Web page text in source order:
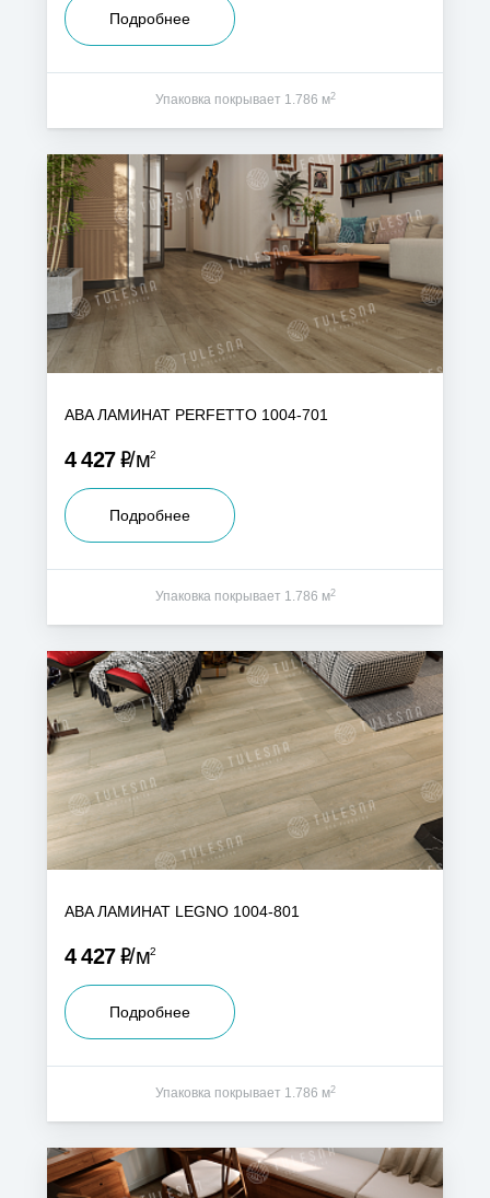
Подробнее
Упаковка покрывает 1.786 м2
ABA ЛАМИНАТ PERFETTO 1004-701
4 427Р м2
Подробнее
Упаковка покрывает 1.786 м2
ABA ЛАМИНАТ LEGNO 1004-801
4 427Р м2
Подробнее
Упаковка покрывает 1.786 м2